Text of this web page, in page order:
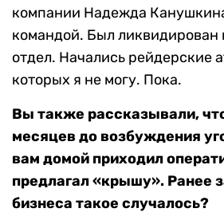
компании Надежда
командой. Был ликвидирован
отдел. Начались рейдерские
которых я не могу. Пока.
Вы также рассказывали,
месяцев до возбуждения
вам домой приходил
предлагал «крышу». Ранее
бизнеса такое случалось?